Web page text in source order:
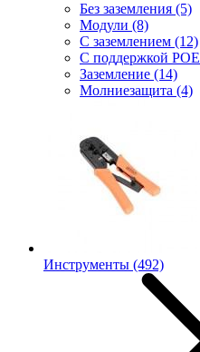
Без заземления (5)
Модули (8)
С заземлением (12)
С поддержкой POE
Заземление (14)
Молниезащита (4)
Инструменты (492)